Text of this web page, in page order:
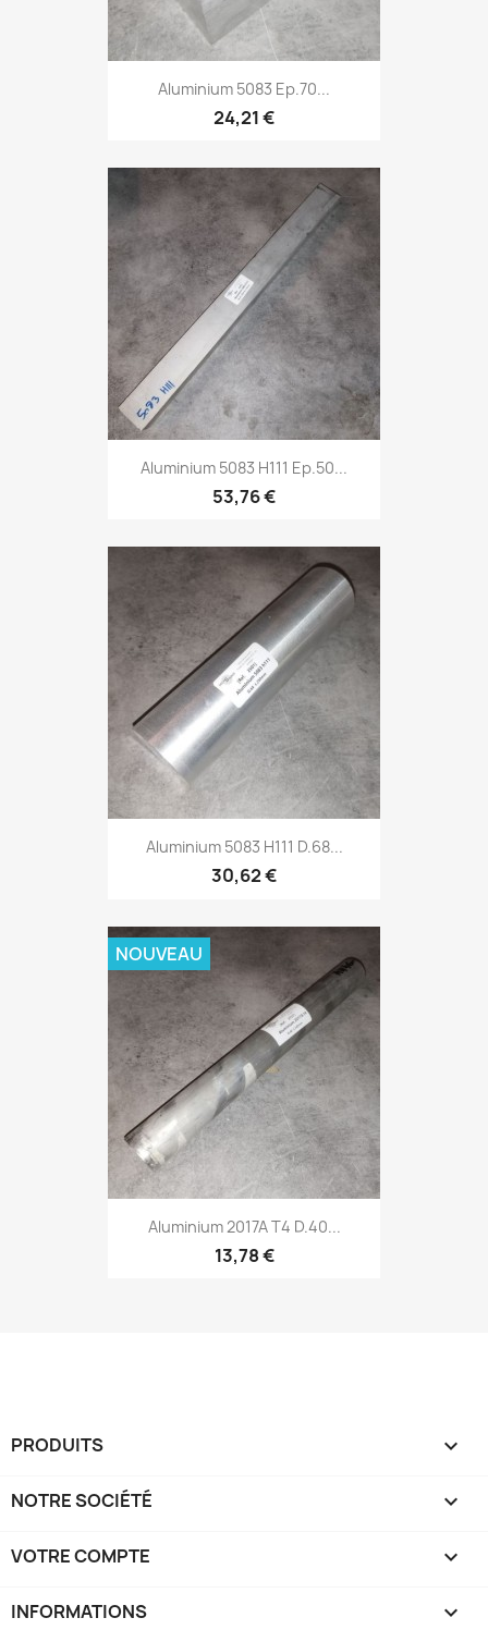
Aluminium 5083 Ep.70...
24,21 €
Aluminium 5083 H111 Ep.50...
53,76 €
Aluminium 5083 H111 D.68...
30,62 €
Aluminium 2017A T4 D.40...
13,78 €
NOUVEAU
PRODUITS 
NOTRE SOCIÉTÉ 
VOTRE COMPTE 
INFORMATIONS keyboard_arrow_down